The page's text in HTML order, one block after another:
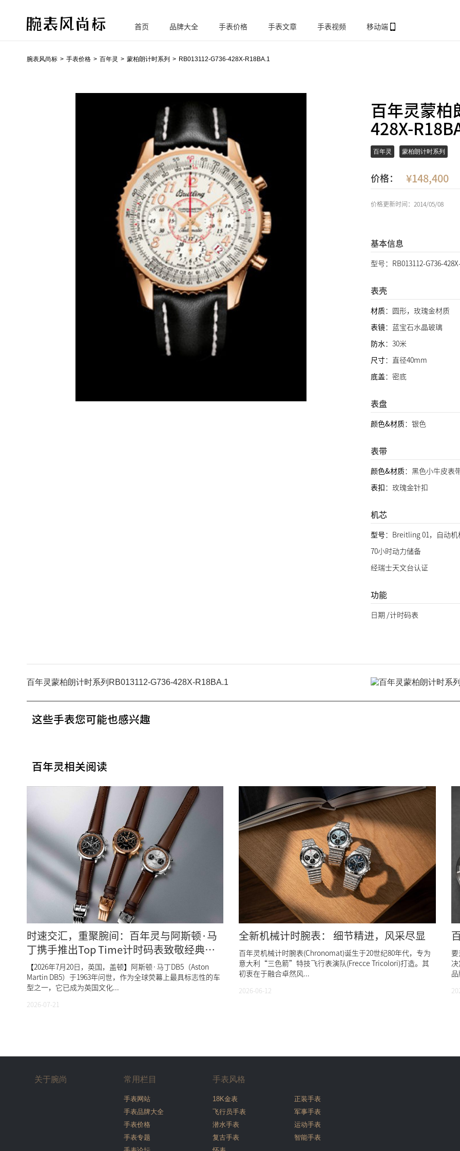
腕
首页 品牌大全 手表价格 手表文章 手表视频 移动端
腕表风尚标 手表价格 百年灵 蒙柏朗计时系列 RB013112-G736-428X-R18BA.1
百年灵蒙柏
428X-
百年灵 蒙柏朗计时系列
价格： 148,400
价格更新时间：2014/05/08
基本信息
型号：RB013112-G736-
表壳
材质：圆形，玫瑰金材质
表镜：蓝宝石水晶玻璃
防水：30米
尺寸：直径40mm
底盖：密底
表盘
颜色&材质：银色
表带
颜色&材质：黑色小牛皮表
表扣：玫瑰金针扣
机芯
型号：Breitling 01，自动机
70小时动力储备
经瑞士天文台认证
功能
日期 /计时码表
百年灵蒙柏朗计时系列RB013112-G736-428X-R18BA.1
这些手表您可能也感兴趣
百年灵相关阅读
时速交汇，重聚腕间：百年灵与阿斯顿·马
丁携手推出Top Time计时码表致敬经典
DB5
【2026年7月20日，英国，盖顿】阿斯顿·马丁DB5（Aston
Martin DB5）于1963年问世，作为全球荧幕上最具标志性的车
型之一，它已成为英国文化...
2026-07-21
全新机械计时腕表： 细节精进，风采尽显
百年灵机械计时腕表(Chronomat)诞生于20世纪80年代，专为
意大利“三色箭”特技飞行表演队(Frecce Tricolori)打造。其
初衷在于融合卓然风...
2026-06-12
关于腕尚 常用栏目
手表网站
手表品牌大全
手表价格
手表专题
手表风格
18K金表
正装手表
飞行员手表
军事手表
潜水手表
运动手表
复古手表
智能手表